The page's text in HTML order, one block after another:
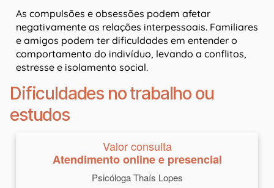
As compulsões e obsessões podem afetar
negativamente as relações interpessoais. Familiares
e amigos podem ter dificuldades em entender o
comportamento do indivíduo, levando a conflitos,
estresse e isolamento social.
Dificuldades no trabalho ou
estudos
Valor consulta
Atendimento online e presencial
Psicóloga Thaís Lopes